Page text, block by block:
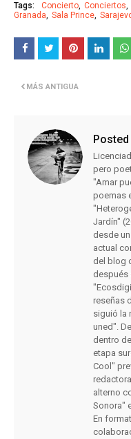
Tags: Concierto Conciertos
Granada
Sala Prince
MÁS ANTIGUA
Posted
pero
"Amar
poemas
Jardín"
desde
actual
del blog
después
reseñas
siguió la
uned".
dentro
etapa
Cool"
alterno
Sonora"
En